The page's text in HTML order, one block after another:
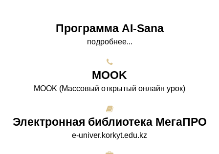
Программа AI-Sana
подробнее...
МООK
МООK (Массовый открытый онлайн урок)
Электронная библиотека МегаПРО
e-univer.korkyt.edu.kz